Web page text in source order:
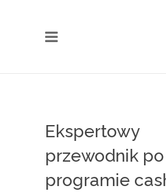
Ekspertowy
przewodnik po
programie